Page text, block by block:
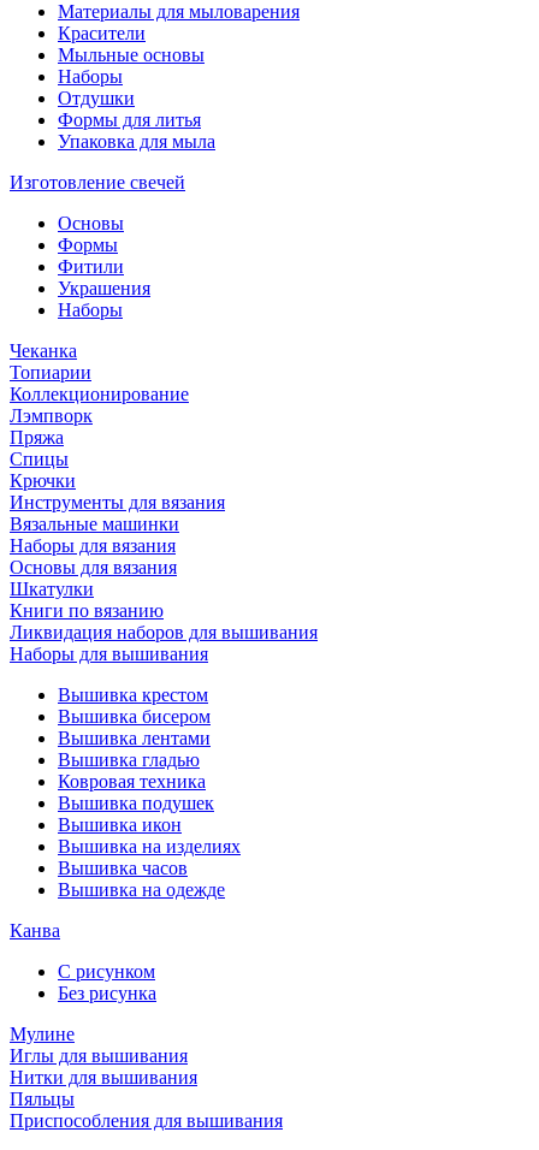
Материалы для мыловарения
Красители
Мыльные основы
Наборы
Отдушки
Формы для литья
Упаковка для мыла
Изготовление свечей
Основы
Формы
Фитили
Украшения
Наборы
Чеканка
Топиарии
Коллекционирование
Лэмпворк
Пряжа
Спицы
Крючки
Инструменты для вязания
Вязальные машинки
Наборы для вязания
Основы для вязания
Шкатулки
Книги по вязанию
Ликвидация наборов для вышивания
Наборы для вышивания
Вышивка крестом
Вышивка бисером
Вышивка лентами
Вышивка гладью
Ковровая техника
Вышивка подушек
Вышивка икон
Вышивка на изделиях
Вышивка часов
Вышивка на одежде
Канва
С рисунком
Без рисунка
Мулине
Иглы для вышивания
Нитки для вышивания
Пяльцы
Приспособления для вышивания